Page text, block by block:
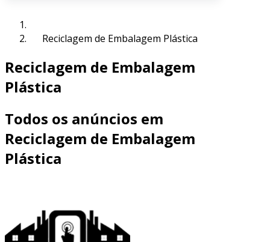
Reciclagem de Embalagem Plástica
Reciclagem de Embalagem
Plástica
Todos os anúncios em
Reciclagem de Embalagem
Plástica